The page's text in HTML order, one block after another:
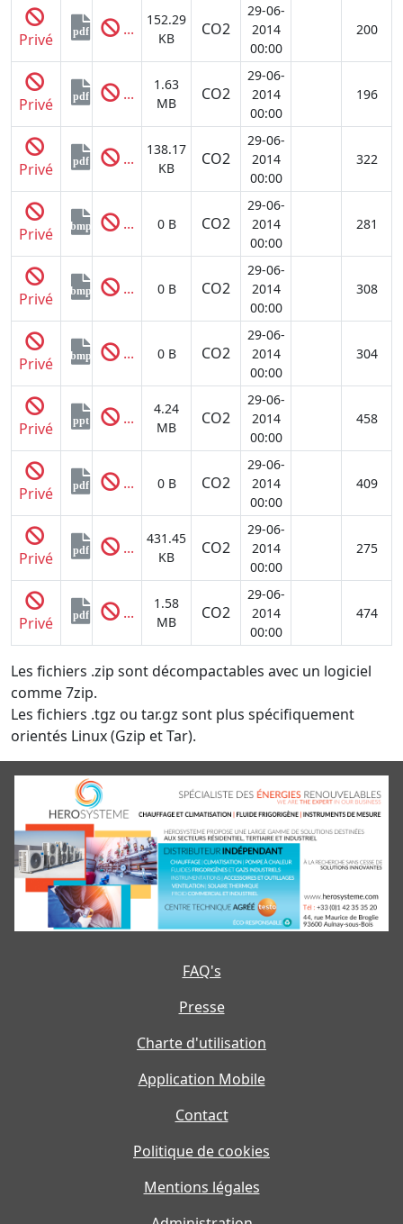
Privé pdf ...
152.29
KB
CO2
29-06-
2014
00:00
200
Privé pdf ...
1.63
MB
CO2
29-06-
2014
00:00
196
Privé pdf ...
138.17
KB
CO2
29-06-
2014
00:00
322
Privé bmp ... 0 B CO2
29-06-
2014
00:00
281
Privé bmp ... 0 B CO2
29-06-
2014
00:00
308
Privé bmp ... 0 B CO2
29-06-
2014
00:00
304
Privé ppt ...
4.24
MB
CO2
29-06-
2014
00:00
458
Privé pdf ... 0 B CO2
29-06-
2014
00:00
409
Privé pdf ...
431.45
KB
CO2
29-06-
2014
00:00
275
Privé pdf ...
1.58
MB
CO2
29-06-
2014
00:00
474
Les fichiers .zip sont décompactables avec un logiciel
comme 7zip.
Les fichiers .tgz ou tar.gz sont plus spécifiquement
orientés Linux (Gzip et Tar).
FAQ's
Presse
Charte d'utilisation
Application Mobile
Contact
Politique de cookies
Mentions légales